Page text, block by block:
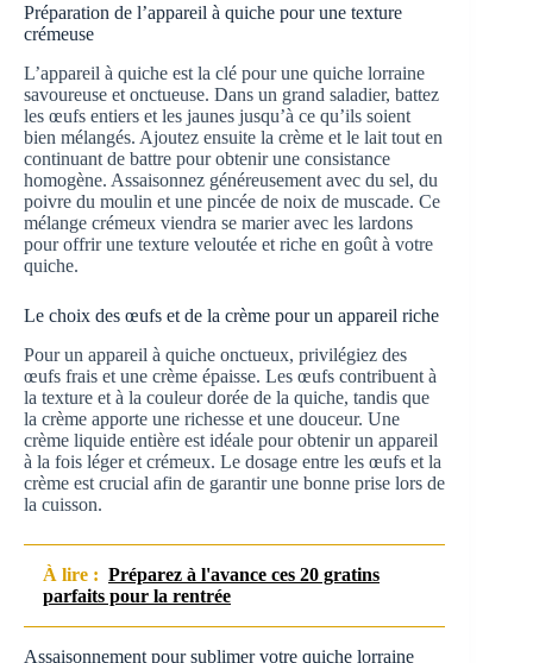
Préparation de l’appareil à quiche pour une texture
crémeuse
L’appareil à quiche est la clé pour une quiche lorraine
savoureuse et onctueuse. Dans un grand saladier, battez
les œufs entiers et les jaunes jusqu’à ce qu’ils soient
bien mélangés. Ajoutez ensuite la crème et le lait tout en
continuant de battre pour obtenir une consistance
homogène. Assaisonnez généreusement avec du sel, du
poivre du moulin et une pincée de noix de muscade. Ce
mélange crémeux viendra se marier avec les lardons
pour offrir une texture veloutée et riche en goût à votre
quiche.
Le choix des œufs et de la crème pour un appareil riche
Pour un appareil à quiche onctueux, privilégiez des
œufs frais et une crème épaisse. Les œufs contribuent à
la texture et à la couleur dorée de la quiche, tandis que
la crème apporte une richesse et une douceur. Une
crème liquide entière est idéale pour obtenir un appareil
à la fois léger et crémeux. Le dosage entre les œufs et la
crème est crucial afin de garantir une bonne prise lors de
la cuisson.
À lire : Préparez à l'avance ces 20 gratins
parfaits pour la rentrée
Assaisonnement pour sublimer votre quiche lorraine